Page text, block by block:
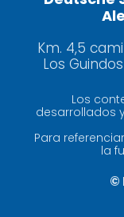
Km. 4,5
Los
Los
desarrollados
Para
la
©